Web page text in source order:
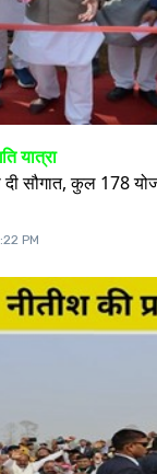
यात्रा
सौगात, कुल 178
PM